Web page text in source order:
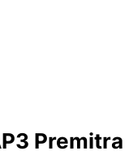
Premitra